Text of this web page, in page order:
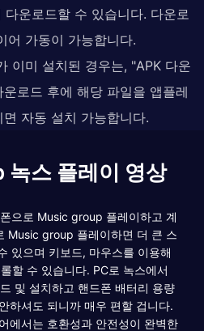
운로드할 수 있습니다. 다운로
어 가동이 가능합니다.
이미 설치된 경우는, "APK 다운
로드 후에 해당 파일을 앱플레
자동 설치 가능합니다.
스 플레이 영상
으로 Music group 플레이하고 계
Music group 플레이하면 더 큰 스
있으며 키보드, 마우스를 이용해
할 수 있습니다. PC로 녹스에서
및 설치하고 핸드폰 배터리 용량
하셔도 되니까 매우 편할 겁니다.
에서는 호환성과 안전성이 완벽한